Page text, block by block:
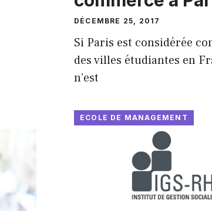
DÉCEMBRE 25, 2017
Si Paris est considérée
des villes étudiantes en
n’est
ECOLE DE MANAGEMENT